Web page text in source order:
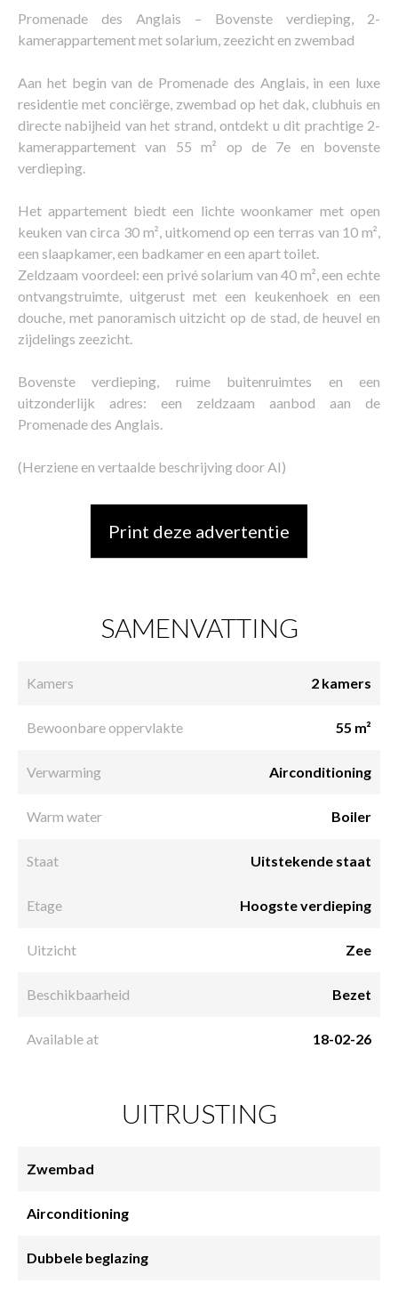
Promenade des Anglais – Bovenste verdieping, 2-
kamerappartement met solarium, zeezicht en zwembad
Aan het begin van de Promenade des Anglais, in een luxe
residentie met conciërge, zwembad op het dak, clubhuis en
directe nabijheid van het strand, ontdekt u dit prachtige 2-
kamerappartement van 55 m² op de 7e en bovenste
verdieping.
Het appartement biedt een lichte woonkamer met open
keuken van circa 30 m², uitkomend op een terras van 10 m²,
een slaapkamer, een badkamer en een apart toilet.
Zeldzaam voordeel: een privé solarium van 40 m², een echte
ontvangstruimte, uitgerust met een keukenhoek en een
douche, met panoramisch uitzicht op de stad, de heuvel en
zijdelings zeezicht.
Bovenste verdieping, ruime buitenruimtes en een
uitzonderlijk adres: een zeldzaam aanbod aan de
Promenade des Anglais.
(Herziene en vertaalde beschrijving door AI)
Print deze advertentie
SAMENVATTING
Kamers 2 kamers
Bewoonbare oppervlakte 55 m²
Verwarming Airconditioning
Warm water Boiler
Staat Uitstekende staat
Etage Hoogste verdieping
Uitzicht Zee
Beschikbaarheid Bezet
Available at 18-02-26
UITRUSTING
Zwembad
Airconditioning
Dubbele beglazing